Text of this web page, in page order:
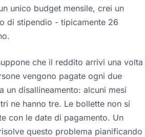
unico budget mensile, crei un
di stipendio - tipicamente 26
che il reddito arrivi una volta
vengono pagate ogni due
un disallineamento: alcuni mesi
ne hanno tre. Le bollette non si
con le date di pagamento. Un
questo problema pianificando